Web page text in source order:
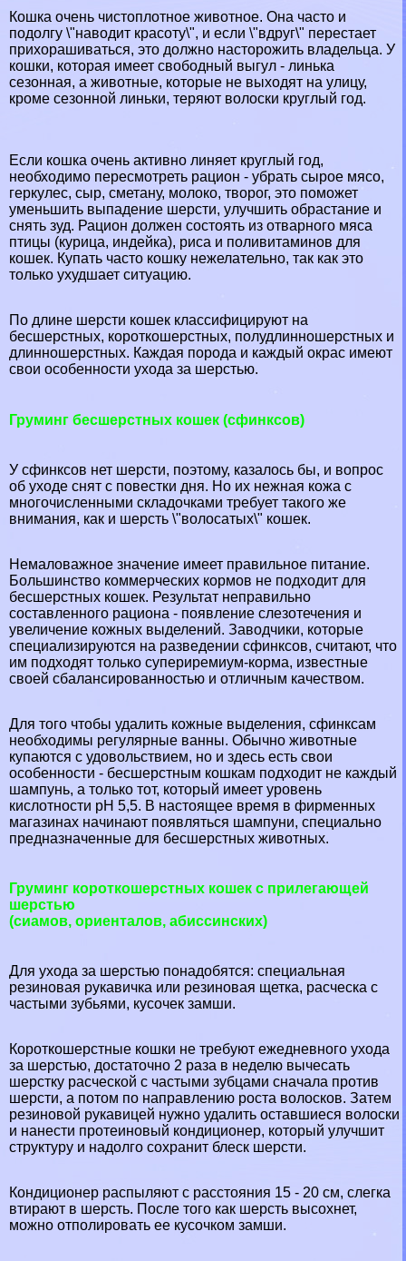
Кошка очень чистоплотное животное. Она часто и
подолгу \"наводит красоту\", и если \"вдруг\" перестает
прихорашиваться, это должно насторожить владельца. У
кошки, которая имеет свободный выгул - линька
сезонная, а животные, которые не выходят на улицу,
кроме сезонной линьки, теряют волоски круглый год.
Если кошка очень активно линяет круглый год,
необходимо пересмотреть рацион - убрать сырое мясо,
геркулес, сыр, сметану, молоко, творог, это поможет
уменьшить выпадение шерсти, улучшить обрастание и
снять зуд. Рацион должен состоять из отварного мяса
птицы (курица, индейка), риса и поливитаминов для
кошек. Купать часто кошку нежелательно, так как это
только ухудшает ситуацию.
По длине шерсти кошек классифицируют на
бесшерстных, короткошерстных, полудлинношерстных и
длинношерстных. Каждая порода и каждый окрас имеют
свои особенности ухода за шерстью.
Груминг бесшерстных кошек (сфинксов)
У сфинксов нет шерсти, поэтому, казалось бы, и вопрос
об уходе снят с повестки дня. Но их нежная кожа с
многочисленными складочками требует такого же
внимания, как и шерсть \"волосатых\" кошек.
Немаловажное значение имеет правильное питание.
Большинство коммерческих кормов не подходит для
бесшерстных кошек. Результат неправильно
составленного рациона - появление слезотечения и
увеличение кожных выделений. Заводчики, которые
специализируются на разведении сфинксов, считают, что
им подходят только супериремиум-корма, известные
своей сбалансированностью и отличным качеством.
Для того чтобы удалить кожные выделения, сфинксам
необходимы регулярные ванны. Обычно животные
купаются с удовольствием, но и здесь есть свои
особенности - бесшерстным кошкам подходит не каждый
шампунь, а только тот, который имеет уровень
кислотности рН 5,5. В настоящее время в фирменных
магазинах начинают появляться шампуни, специально
предназначенные для бесшерстных животных.
Груминг короткошерстных кошек с прилегающей
шерстью
(сиамов, ориенталов, абиссинских)
Для ухода за шерстью понадобятся: специальная
резиновая рукавичка или резиновая щетка, расческа с
частыми зубьями, кусочек замши.
Короткошерстные кошки не требуют ежедневного ухода
за шерстью, достаточно 2 раза в неделю вычесать
шерстку расческой с частыми зубцами сначала против
шерсти, а потом по направлению роста волосков. Затем
резиновой рукавицей нужно удалить оставшиеся волоски
и нанести протеиновый кондиционер, который улучшит
структуру и надолго сохранит блеск шерсти.
Кондиционер распыляют с расстояния 15 - 20 см, слегка
втирают в шерсть. После того как шерсть высохнет,
можно отполировать ее кусочком замши.